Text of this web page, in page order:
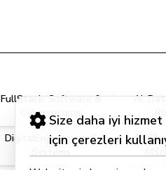
Size daha iyi
için çerezleri
FullStack, Software &
Cybersecurity
AI,
DigitalEngineering &
Systems